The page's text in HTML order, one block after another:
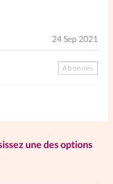
24 Sep 2021
Abonnés
une des options